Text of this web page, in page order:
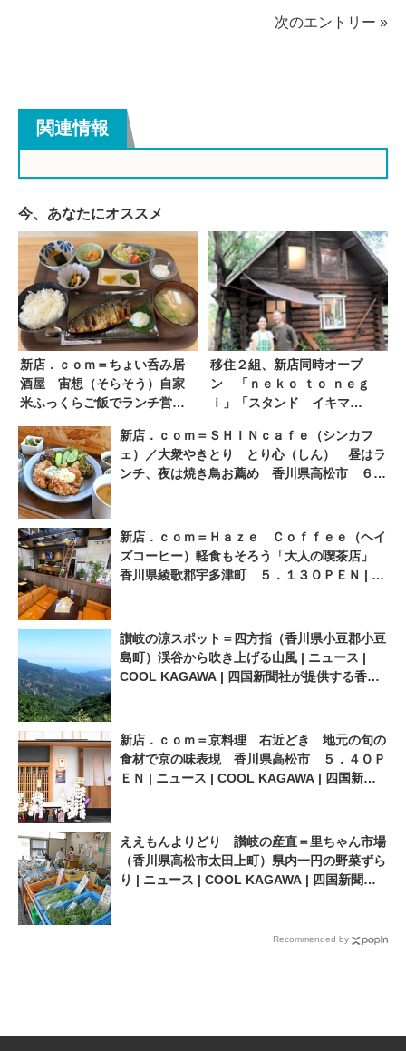
次のエントリー »
関連情報
今、あなたにオススメ
新店．ｃｏｍ＝ちょい呑み居
酒屋 宙想（そらそう）自家
米ふっくらご飯でランチ営業
ＯＰＥＮ | ニュース | COOL
KAGAWA | 四国新聞社が提供
する香川の観光情報サイト
移住２組、新店同時オープ
ン 「ｎｅｋｏ ｔｏ ｎｅｇ
ｉ」「スタンド イキマ
地元食材使用 | ニュース |
COOL KAGAWA | 四国新聞社
が提供する香川の観光情報サ
新店．ｃｏｍ＝ＳＨＩＮｃａｆｅ（シンカフ
ェ）／大衆やきとり とり心（しん） 昼はラ
ンチ、夜は焼き鳥お薦め 香川県高松市 ６．
情報サイト
新店．ｃｏｍ＝Ｈａｚｅ Ｃｏｆｆｅｅ（ヘイ
ズコーヒー）軽食もそろう「大人の喫茶店」
香川県綾歌郡宇多津町 ５．１３ＯＰＥＮ | ニ
讃岐の涼スポット＝四方指（香川県小豆郡小豆
島町）渓谷から吹き上げる山風 | ニュース |
COOL KAGAWA | 四国新聞社が提供する香川
新店．ｃｏｍ＝京料理 右近どき 地元の旬の
食材で京の味表現 香川県高松市 ５．４ＯＰ
ＥＮ | ニュース | COOL KAGAWA | 四国新聞
ええもんよりどり 讃岐の産直＝里ちゃん市場
（香川県高松市太田上町）県内一円の野菜ずら
り | ニュース | COOL KAGAWA | 四国新聞社
Recommended by